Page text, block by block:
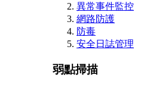
異常事件監控
網路防護
防毒
安全日誌管理
弱點掃描